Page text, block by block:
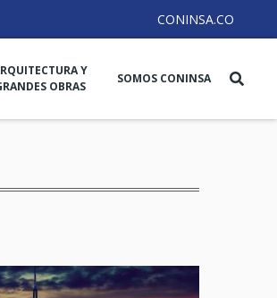
CONINSA.CO
Y
OBRAS
SOMOS CONINSA